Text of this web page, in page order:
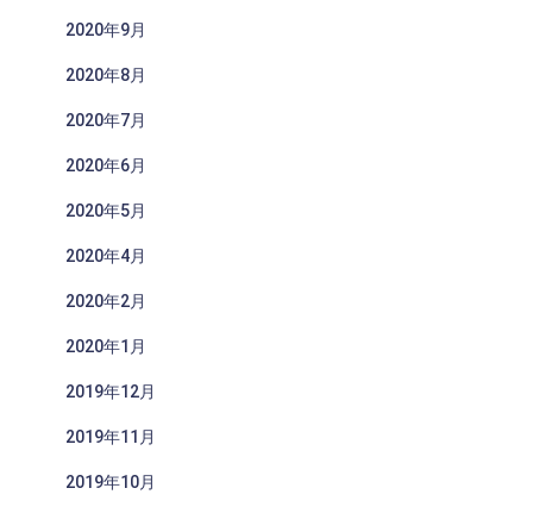
2020年9月
2020年8月
2020年7月
2020年6月
2020年5月
2020年4月
2020年2月
2020年1月
2019年12月
2019年11月
2019年10月